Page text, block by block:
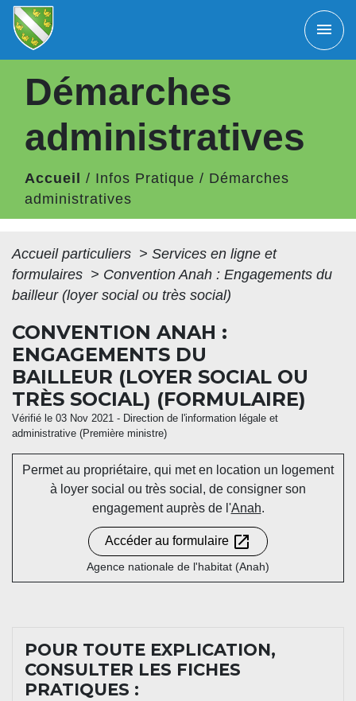
menu
Démarches
administratives
Accueil / Infos Pratique / Démarches
administratives
Accueil particuliers > Services en ligne et
formulaires > Convention Anah : Engagements du
bailleur (loyer social ou très social)
CONVENTION ANAH :
ENGAGEMENTS DU
BAILLEUR (LOYER SOCIAL OU
TRÈS SOCIAL) (FORMULAIRE)
Vérifié le 03 Nov 2021 - Direction de l'information légale et
administrative (Première ministre)
Permet au propriétaire, qui met en location un logement
à loyer social ou très social, de consigner son
engagement auprès de l'Anah.
Accéder au formulaire open_in_new
Agence nationale de l'habitat (Anah)
POUR TOUTE EXPLICATION,
CONSULTER LES FICHES
PRATIQUES :